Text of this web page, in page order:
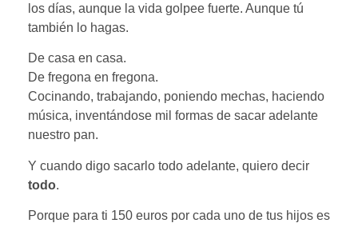
los días, aunque la vida golpee fuerte. Aunque tú
también lo hagas.
De casa en casa.
De fregona en fregona.
Cocinando, trabajando, poniendo mechas, haciendo
música, inventándose mil formas de sacar adelante
nuestro pan.
Y cuando digo sacarlo todo adelante, quiero decir
todo.
Porque para ti 150 euros por cada uno de tus hijos es